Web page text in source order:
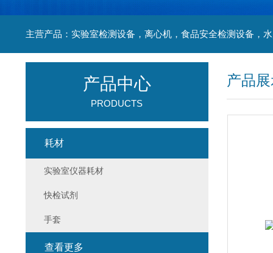
产品
产品中心
PRODUCTS
耗材
实验室仪器耗材
快检试剂
手套
查看更多